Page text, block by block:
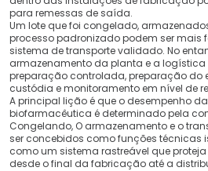
para remessas de saída.
Um lote que foi congelado,
processo padronizado podem ser mais
sistema de transporte validado. No
armazenamento da planta e a logística
preparação controlada, preparação do
custódia e monitoramento em nível de
A principal lição é que o desempenho
biofarmacêutica é determinado pela
Congelando, O armazenamento e o
ser concebidos como funções técnicas
como um sistema rastreável que
desde o final da fabricação até a